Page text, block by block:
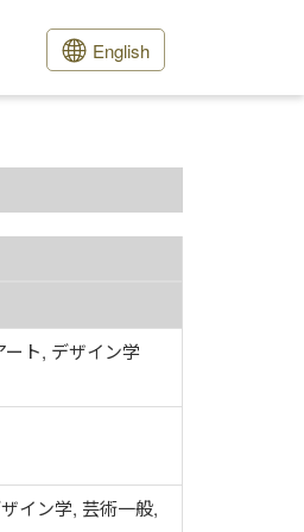
English
ト, デザイン学
イン学, 芸術一般,